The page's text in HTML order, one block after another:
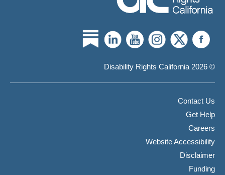
© 2026 Disability Rights California
Contact Us
Get Help
Careers
Website Accessibility
Disclaimer
Funding